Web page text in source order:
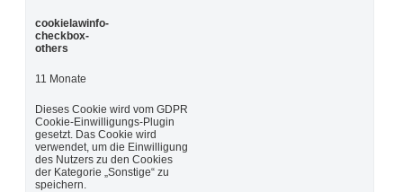
cookielawinfo-
checkbox-
others
11 Monate
Dieses Cookie wird vom GDPR
Cookie-Einwilligungs-Plugin
gesetzt. Das Cookie wird
verwendet, um die Einwilligung
des Nutzers zu den Cookies
der Kategorie „Sonstige“ zu
speichern.